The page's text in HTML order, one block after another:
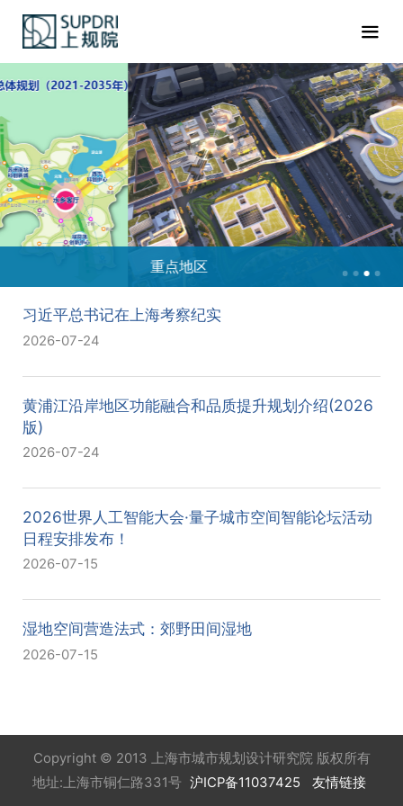
习近平总书记在上海考察纪实
2026-07-24
黄浦江沿岸地区功能融合和品质提升规划介绍(2026
版)
2026-07-24
2026世界人工智能大会·量子城市空间智能论坛活动
日程安排发布！
2026-07-15
湿地空间营造法式：郊野田间湿地
2026-07-15
Copyright © 2013 上海市城市规划设计研究院 版权所有
地址:上海市铜仁路331号 沪ICP备11037425 友情链接